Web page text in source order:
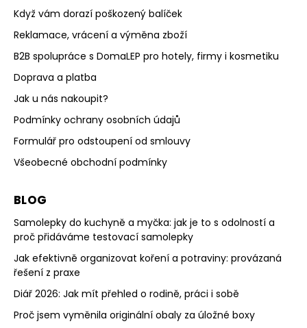
Když vám dorazí poškozený balíček
Reklamace, vrácení a výměna zboží
B2B spolupráce s DomaLEP pro hotely, firmy i kosmetiku
Doprava a platba
Jak u nás nakoupit?
Podmínky ochrany osobních údajů
Formulář pro odstoupení od smlouvy
Všeobecné obchodní podmínky
BLOG
Samolepky do kuchyně a myčka: jak je to s odolností a
proč přidáváme testovací samolepky
Jak efektivně organizovat koření a potraviny: provázaná
řešení z praxe
Diář 2026: Jak mít přehled o rodině, práci i sobě
Proč jsem vyměnila originální obaly za úložné boxy